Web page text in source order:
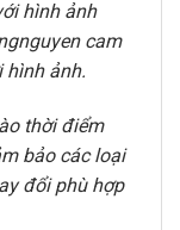
hình ảnh
cam
hình ảnh.
thời điểm
bảo các loại
đổi phù hợp